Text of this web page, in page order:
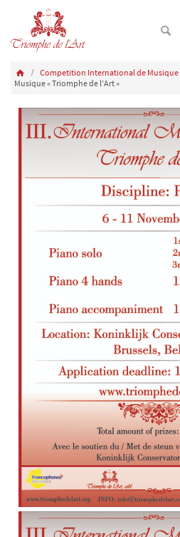
Competition International de Musique
Musique « Triomphe de l’Art »